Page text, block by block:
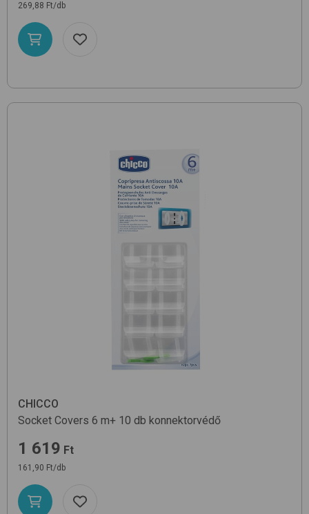
269,88 Ft/db
CHICCO
Socket Covers 6 m+ 10 db konnektorvédő
1 619 Ft
161,90 Ft/db